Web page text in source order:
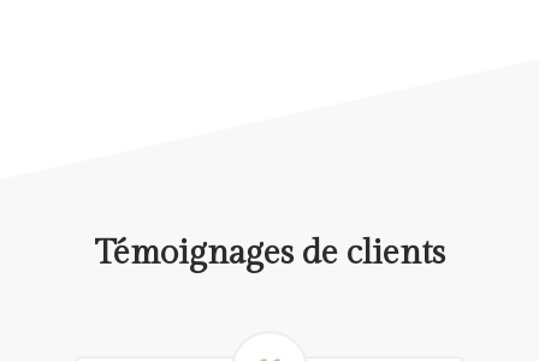
Témoignages de clients